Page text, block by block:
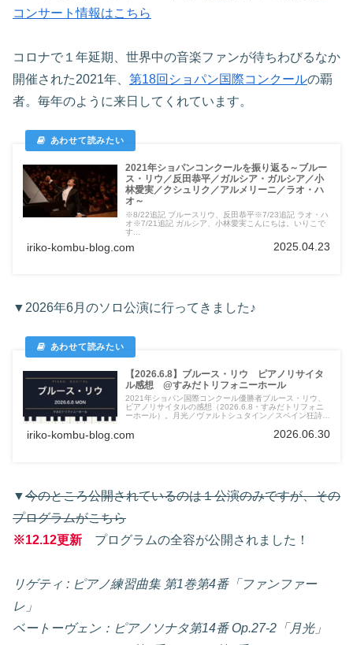
コンサート情報はこちら
コロナで１年延期、世界中の音楽ファンが待ちわびるなか
開催された2021年、 第18回ショパン国際コンクールの覇
者。毎年のように来日してくれています。
2021年ショパンコンクールを振り返る～ブルー
ス・リウ／反田恭平／ガルシア・ガルシア／小
林愛実／クシュリク／アルメリーニ／ラオ・ハ
オ～
※8/22追記 ブルースリウ、反田恭平※7/23追記 ラオ・ハ
オ※7/21追記 ガルシア、小林愛実こんにちは。いりこで
す...
iriko-kombu-blog.com 2025.04.23
▼2026年6月のソロ公演に行ってきました♪
【2026.6.8】ブルース・リウ ピアノリサイタ
ル感想 @すみだトリフォニーホール
2021年ショパン国際コンクール優勝者ブルース・リウ、
ピアノリサイタルの感想（2026.6.8・すみだトリフォニ
ーホール）。月光／ヴァルトシュタイン／スペイン狂詩曲
おすすめ盤も。
iriko-kombu-blog.com 2026.06.30
▼今のところ公開されているのは１公演のみですが、その
プログラムがこちら
※12.12更新 プログラムの全容が公開されました！
リゲティ : ピアノ練習曲集 第1巻第4番「ファンファー
レ」
ベートーヴェン：ピアノソナタ第14番 Op.27-2「月光」